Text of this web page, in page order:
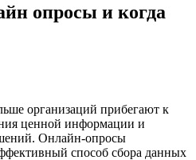
опросы и когда
организаций прибегают к
ценной информации и
Онлайн-опросы
способ сбора данных